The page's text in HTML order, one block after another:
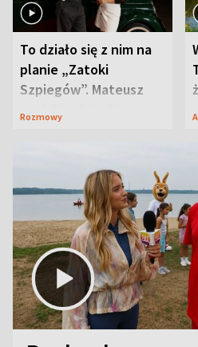
To działo się z nim na
planie „Zatoki
Szpiegów”. Mateusz
Janicki odsłonił
Rozmowy